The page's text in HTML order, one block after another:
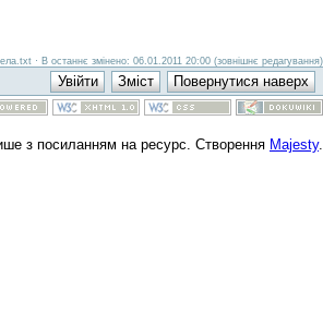
· В останнє змінено: 06.01.2011 20:00 (зовнішнє редагування)
з посиланням на ресурс. Створення Majesty.